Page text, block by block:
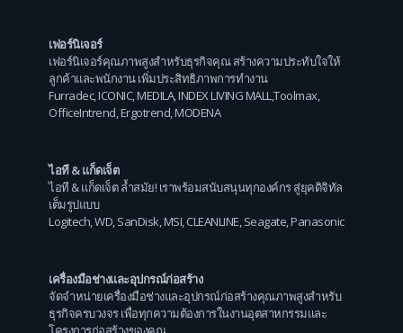
เฟอร์นิเจอร์
เฟอร์นิเจอร์คุณภาพสูงสำหรับธุรกิจคุณ สร้างความประทับใจให้
ลูกค้าและพนักงาน เพิ่มประสิทธิภาพการทำงาน
Furradec,ICONIC,MEDILA,INDEX LIVING MALL,Toolmax,
OfficeIntrend,Ergotrend,MODENA
ไอที & แก็ดเจ็ต
ไอที & แก็ดเจ็ต ล้ำสมัย! เราพร้อมสนับสนุนทุกองค์กร สู่ยุคดิจิทัล
เต็มรูปแบบ
Logitech,WD,SanDisk,MSI,CLEANLINE,Seagate,Panasonic
เครื่องมือช่างและอุปกรณ์ก่อสร้าง
จัดจำหน่ายเครื่องมือช่างและอุปกรณ์ก่อสร้างคุณภาพสูงสำหรับ
ธุรกิจครบวงจร เพื่อทุกความต้องการในงานอุตสาหกรรมและ